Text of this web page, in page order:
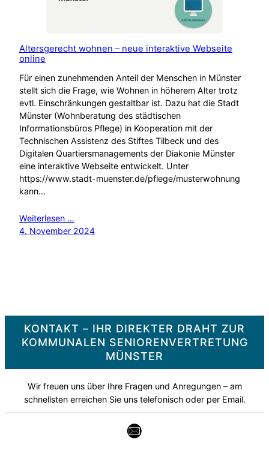
Altersgerecht wohnen – neue interaktive Webseite
online
Für einen zunehmenden Anteil der Menschen in Münster
stellt sich die Frage, wie Wohnen in höherem Alter trotz
evtl. Einschränkungen gestaltbar ist. Dazu hat die Stadt
Münster (Wohnberatung des städtischen
Informationsbüros Pflege) in Kooperation mit der
Technischen Assistenz des Stiftes Tilbeck und des
Digitalen Quartiersmanagements der Diakonie Münster
eine interaktive Webseite entwickelt. Unter
https://www.stadt-muenster.de/pflege/musterwohnung
kann…
Weiterlesen …
4. November 2024
KONTAKT – IHR DIREKTER DRAHT ZUR
KOMMUNALEN SENIORENVERTRETUNG
MÜNSTER
Wir freuen uns über Ihre Fragen und Anregungen – am
schnellsten erreichen Sie uns telefonisch oder per Email.